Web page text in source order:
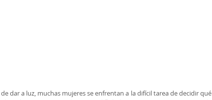
dar a luz, muchas mujeres se enfrentan a la difícil tarea de decidir qué